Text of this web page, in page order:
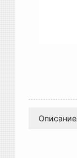
Описание